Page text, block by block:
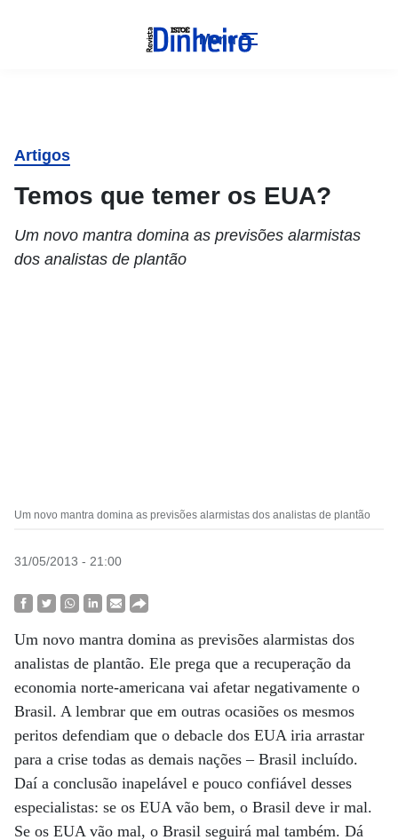
Menu
Artigos
Temos que temer os EUA?
Um novo mantra domina as previsões alarmistas
dos analistas de plantão
Um novo mantra domina as previsões alarmistas dos analistas de plantão
31/05/2013 - 21:00
Um novo mantra domina as previsões alarmistas dos
analistas de plantão. Ele prega que a recuperação da
economia norte-americana vai afetar negativamente o
Brasil. A lembrar que em outras ocasiões os mesmos
peritos defendiam que o debacle dos EUA iria arrastar
para a crise todas as demais nações – Brasil incluído.
Daí a conclusão inapelável e pouco confiável desses
especialistas: se os EUA vão bem, o Brasil deve ir mal.
Se os EUA vão mal, o Brasil seguirá mal também. Dá